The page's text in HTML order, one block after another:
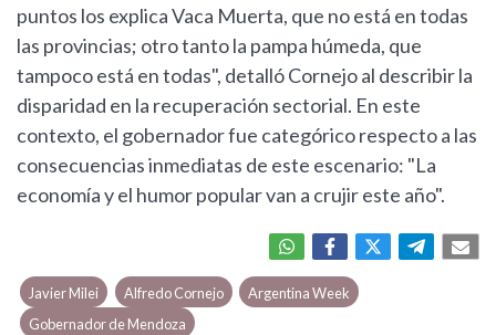
puntos los explica Vaca Muerta, que no está en todas
las provincias; otro tanto la pampa húmeda, que
tampoco está en todas", detalló Cornejo al describir la
disparidad en la recuperación sectorial. En este
contexto, el gobernador fue categórico respecto a las
consecuencias inmediatas de este escenario: "La
economía y el humor popular van a crujir este año".
Javier Milei Alfredo Cornejo
Argentina Week
Gobernador de Mendoza